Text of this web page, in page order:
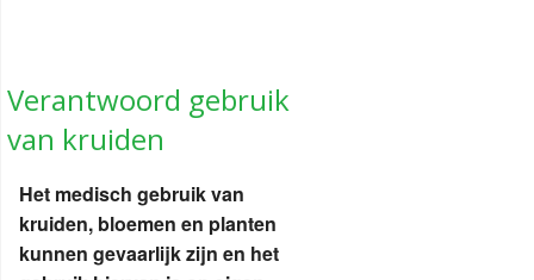
Verantwoord gebruik
van kruiden
Het medisch gebruik van
kruiden, bloemen en planten
kunnen gevaarlijk zijn en het